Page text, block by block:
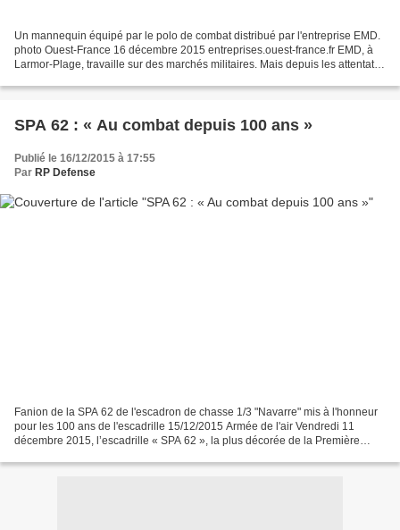
Un mannequin équipé par le polo de combat distribué par l'entreprise EMD.
photo Ouest-France 16 décembre 2015 entreprises.ouest-france.fr EMD, à
Larmor-Plage, travaille sur des marchés militaires. Mais depuis les attentats,
SPA 62 : « Au combat depuis 100 ans »
Publié le 16/12/2015 à 17:55
Par RP Defense
Fanion de la SPA 62 de l'escadron de chasse 1/3 "Navarre" mis à l'honneur
pour les 100 ans de l'escadrille 15/12/2015 Armée de l'air Vendredi 11
décembre 2015, l’escadrille « SPA 62 », la plus décorée de la Première